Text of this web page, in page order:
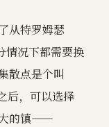
从特罗姆瑟
情况下都需要换
散点是个叫
后，可以选择
大的镇——